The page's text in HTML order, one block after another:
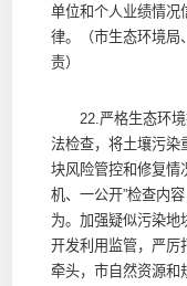
单位和个人业绩情况
律。（市生态环境局
责）
22.严格生态环境
法检查，将土壤污染
块风险管控和修复情
机、一公开”检查内
为。加强疑似污染地
开发利用监管，严厉
牵头，市自然资源和